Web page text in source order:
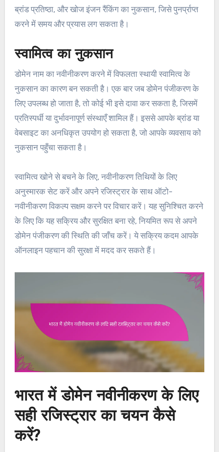
ब्रांड प्रतिष्ठा, और खोज इंजन रैंकिंग का नुकसान, जिसे पुनर्प्राप्त
करने में समय और प्रयास लग सकता है।
स्वामित्व का नुकसान
डोमेन नाम का नवीनीकरण करने में विफलता स्थायी स्वामित्व के
नुकसान का कारण बन सकती है। एक बार जब डोमेन पंजीकरण के
लिए उपलब्ध हो जाता है, तो कोई भी इसे दावा कर सकता है, जिसमें
प्रतिस्पर्धी या दुर्भावनापूर्ण संस्थाएँ शामिल हैं। इससे आपके ब्रांड या
वेबसाइट का अनधिकृत उपयोग हो सकता है, जो आपके व्यवसाय को
नुकसान पहुँचा सकता है।
स्वामित्व खोने से बचने के लिए, नवीनीकरण तिथियों के लिए
अनुस्मारक सेट करें और अपने रजिस्ट्रार के साथ ऑटो-
नवीनीकरण विकल्प सक्षम करने पर विचार करें। यह सुनिश्चित करने
के लिए कि यह सक्रिय और सुरक्षित बना रहे, नियमित रूप से अपने
डोमेन पंजीकरण की स्थिति की जाँच करें। ये सक्रिय कदम आपके
ऑनलाइन पहचान की सुरक्षा में मदद कर सकते हैं।
भारत में डोमेन नवीनीकरण के लिए
सही रजिस्ट्रार का चयन कैसे
करें?